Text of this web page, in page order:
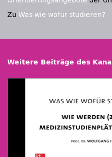
Zu Was wie wofür studieren?
Weitere Beiträge des